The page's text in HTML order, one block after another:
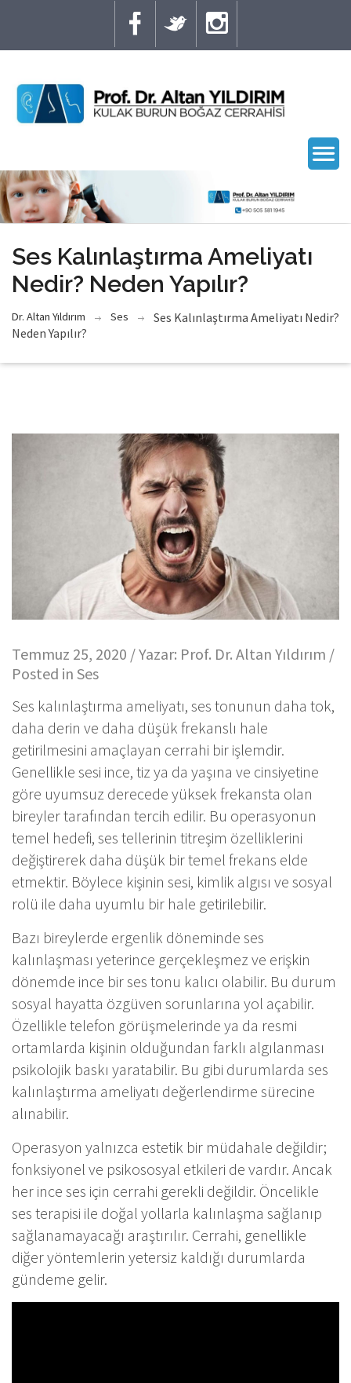
Ses Kalınlaştırma Ameliyatı
Nedir? Neden Yapılır?
Dr. Altan Yıldırım Ses
Ses Kalınlaştırma Ameliyatı Nedir?
Neden Yapılır?
Temmuz 25, 2020 / Yazar: Prof. Dr. Altan Yıldırım /
Posted in Ses
Ses kalınlaştırma ameliyatı, ses tonunun daha tok,
daha derin ve daha düşük frekanslı hale
getirilmesini amaçlayan cerrahi bir işlemdir.
Genellikle sesi ince, tiz ya da yaşına ve cinsiyetine
göre uyumsuz derecede yüksek frekansta olan
bireyler tarafından tercih edilir. Bu operasyonun
temel hedefi, ses tellerinin titreşim özelliklerini
değiştirerek daha düşük bir temel frekans elde
etmektir. Böylece kişinin sesi, kimlik algısı ve sosyal
rolü ile daha uyumlu bir hale getirilebilir.
Bazı bireylerde ergenlik döneminde ses
kalınlaşması yeterince gerçekleşmez ve erişkin
dönemde ince bir ses tonu kalıcı olabilir. Bu durum
sosyal hayatta özgüven sorunlarına yol açabilir.
Özellikle telefon görüşmelerinde ya da resmi
ortamlarda kişinin olduğundan farklı algılanması
psikolojik baskı yaratabilir. Bu gibi durumlarda ses
kalınlaştırma ameliyatı değerlendirme sürecine
alınabilir.
Operasyon yalnızca estetik bir müdahale değildir;
fonksiyonel ve psikososyal etkileri de vardır. Ancak
her ince ses için cerrahi gerekli değildir. Öncelikle
ses terapisi ile doğal yollarla kalınlaşma sağlanıp
sağlanamayacağı araştırılır. Cerrahi, genellikle
diğer yöntemlerin yetersiz kaldığı durumlarda
gündeme gelir.